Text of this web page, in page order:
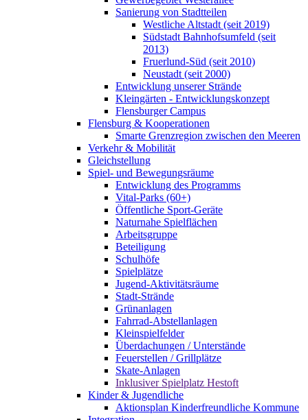
Sanierung von Stadtteilen
Westliche Altstadt (seit 2019)
Südstadt Bahnhofsumfeld (seit
2013)
Fruerlund-Süd (seit 2010)
Neustadt (seit 2000)
Entwicklung unserer Strände
Kleingärten - Entwicklungskonzept
Flensburger Campus
Flensburg & Kooperationen
Smarte Grenzregion zwischen den Meeren
Verkehr & Mobilität
Gleichstellung
Spiel- und Bewegungsräume
Entwicklung des Programms
Vital-Parks (60+)
Öffentliche Sport-Geräte
Naturnahe Spielflächen
Arbeitsgruppe
Beteiligung
Schulhöfe
Spielplätze
Jugend-Aktivitätsräume
Stadt-Strände
Grünanlagen
Fahrrad-Abstellanlagen
Kleinspielfelder
Überdachungen / Unterstände
Feuerstellen / Grillplätze
Skate-Anlagen
Inklusiver Spielplatz Hestoft
Kinder & Jugendliche
Aktionsplan Kinderfreundliche Kommune